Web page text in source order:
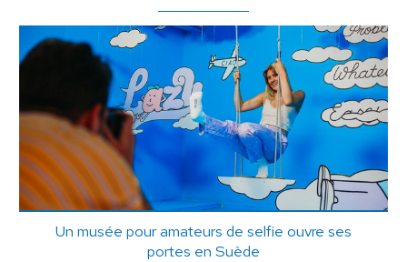
Un musée pour amateurs de selfie ouvre ses
portes en Suède